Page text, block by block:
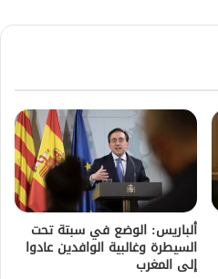
ألباريس: الوضع في سبتة تحت
السيطرة وغالبية الوافدين عادوا
إلى المغرب